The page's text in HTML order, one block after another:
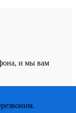
и мы вам